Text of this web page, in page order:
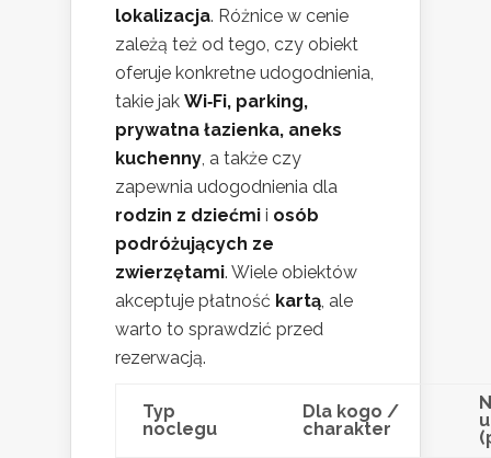
lokalizacja. Różnice w cenie
zależą też od tego, czy obiekt
oferuje konkretne udogodnienia,
takie jak Wi‑Fi, parking,
prywatna łazienka, aneks
kuchenny, a także czy
zapewnia udogodnienia dla
rodzin z dziećmi i osób
podróżujących ze
zwierzętami. Wiele obiektów
akceptuje płatność kartą, ale
warto to sprawdzić przed
rezerwacją.
Typ
noclegu
Dla kogo /
charakter